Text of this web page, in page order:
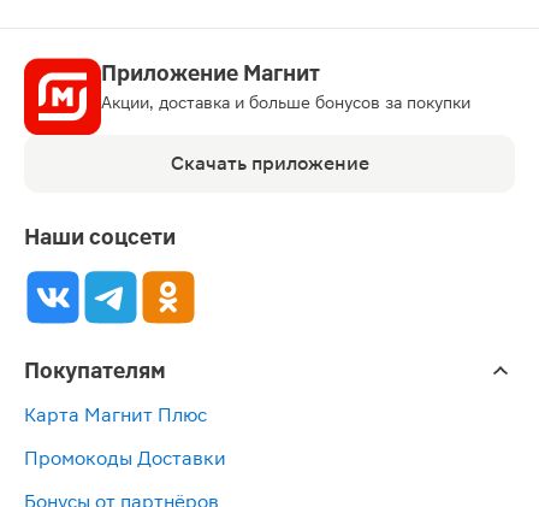
Приложение Магнит
Акции, доставка и больше бонусов за покупки
Скачать приложение
Наши соцсети
Покупателям
Карта Магнит Плюс
Промокоды Доставки
Бонусы от партнёров